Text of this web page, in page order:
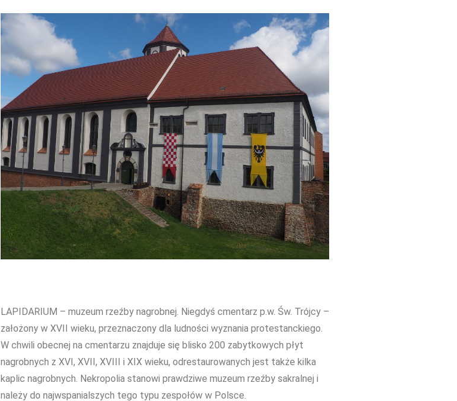
LAPIDARIUM – muzeum rzeźby nagrobnej. Niegdyś cmentarz p.w. Św. Trójcy –
założony w XVII wieku, przeznaczony dla ludności wyznania protestanckiego.
W chwili obecnej na cmentarzu znajduje się blisko 200 zabytkowych płyt
nagrobnych z XVI, XVII, XVIII i XIX wieku, odrestaurowanych jest także kilka
kaplic nagrobnych. Nekropolia stanowi prawdziwe muzeum rzeźby sakralnej i
należy do najwspanialszych tego typu zespołów w Polsce.